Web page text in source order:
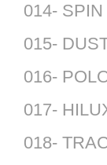
014-
015-
016-
017-
018-